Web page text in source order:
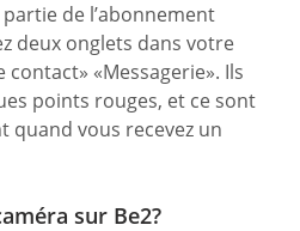
de l’abonnement
deux onglets dans votre
«Messagerie». Ils
points rouges, et ce sont
quand vous recevez un
sur Be2?